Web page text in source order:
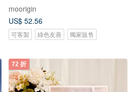
moorigin
US$ 52.56
可客製 綠色友善 獨家販售
72 折